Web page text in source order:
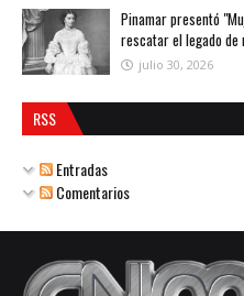
Pinamar presentó
rescatar el legado
julio 30, 2026
RSS
Entradas
Comentarios